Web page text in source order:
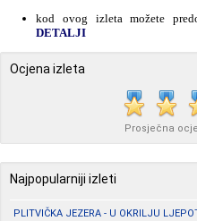
kod ovog izleta možete
DETALJI
Ocjena izleta
Prosječna
Najpopularniji izleti
PLITVIČKA JEZERA - U OKRILJU